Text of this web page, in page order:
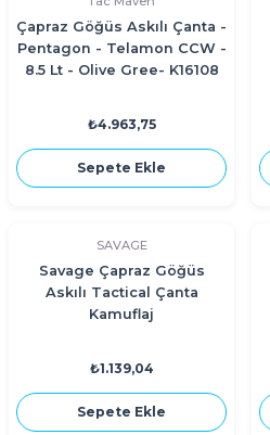
Çapraz Göğüs Askılı Çanta -
Pentagon - Telamon CCW -
8.5 Lt - Olive Gree- K16108
₺4.963,75
Sepete Ekle
SAVAGE
Savage Çapraz Göğüs
Askılı Tactical Çanta
Kamuflaj
₺1.139,04
Sepete Ekle